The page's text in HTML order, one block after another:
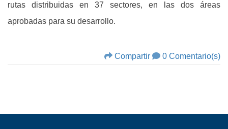
rutas distribuidas en 37 sectores, en las dos áreas
aprobadas para su desarrollo.
Compartir 0 Comentario(s)